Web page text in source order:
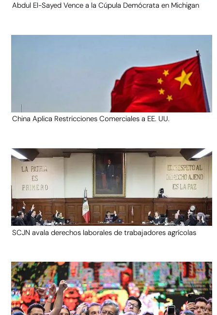
Abdul El-Sayed Vence a la Cúpula Demócrata en Michigan
China Aplica Restricciones Comerciales a EE. UU.
SCJN avala derechos laborales de trabajadores agrícolas